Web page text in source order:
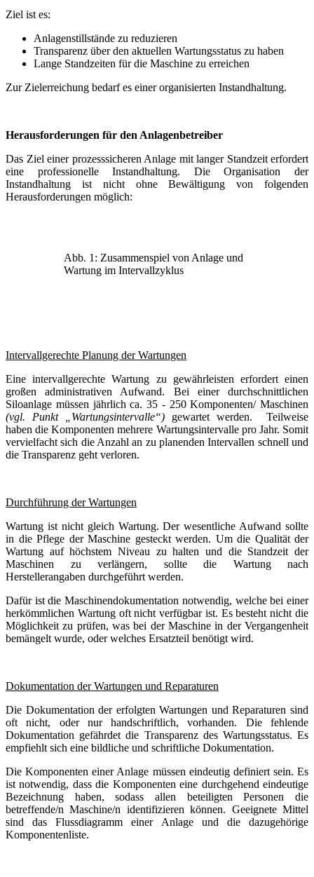
Ziel ist es:
Anlagenstillstände zu reduzieren
Transparenz über den aktuellen Wartungsstatus zu haben
Lange Standzeiten für die Maschine zu erreichen
Zur Zielerreichung bedarf es einer organisierten Instandhaltung.
Herausforderungen für den Anlagenbetreiber
Das Ziel einer prozesssicheren Anlage mit langer Standzeit erfordert
eine professionelle Instandhaltung. Die Organisation der
Instandhaltung ist nicht ohne Bewältigung von folgenden
Herausforderungen möglich:
Abb. 1: Zusammenspiel von Anlage und
Wartung im Intervallzyklus
Intervallgerechte Planung der Wartungen
Eine intervallgerechte Wartung zu gewährleisten erfordert einen
großen administrativen Aufwand. Bei einer durchschnittlichen
Siloanlage müssen jährlich ca. 35 - 250 Komponenten/ Maschinen
(vgl. Punkt „Wartungsintervalle“) gewartet werden. Teilweise
haben die Komponenten mehrere Wartungsintervalle pro Jahr. Somit
vervielfacht sich die Anzahl an zu planenden Intervallen schnell und
die Transparenz geht verloren.
Durchführung der Wartungen
Wartung ist nicht gleich Wartung. Der wesentliche Aufwand sollte
in die Pflege der Maschine gesteckt werden. Um die Qualität der
Wartung auf höchstem Niveau zu halten und die Standzeit der
Maschinen zu verlängern, sollte die Wartung nach
Herstellerangaben durchgeführt werden.
Dafür ist die Maschinendokumentation notwendig, welche bei einer
herkömmlichen Wartung oft nicht verfügbar ist. Es besteht nicht die
Möglichkeit zu prüfen, was bei der Maschine in der Vergangenheit
bemängelt wurde, oder welches Ersatzteil benötigt wird.
Dokumentation der Wartungen und Reparaturen
Die Dokumentation der erfolgten Wartungen und Reparaturen sind
oft nicht, oder nur handschriftlich, vorhanden. Die fehlende
Dokumentation gefährdet die Transparenz des Wartungsstatus. Es
empfiehlt sich eine bildliche und schriftliche Dokumentation.
Die Komponenten einer Anlage müssen eindeutig definiert sein. Es
ist notwendig, dass die Komponenten eine durchgehend eindeutige
Bezeichnung haben, sodass allen beteiligten Personen die
betreffende/n Maschine/n identifizieren können. Geeignete Mittel
sind das Flussdiagramm einer Anlage und die dazugehörige
Komponentenliste.